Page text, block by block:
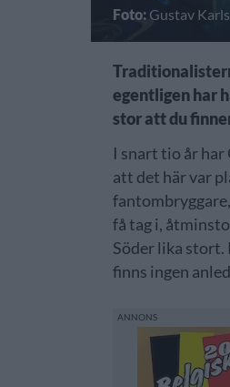
Foto: Gustav
egentligen har
stor att du
I snart tio år
att det här var
få tag i,
Söder lika stort.
finns ingen